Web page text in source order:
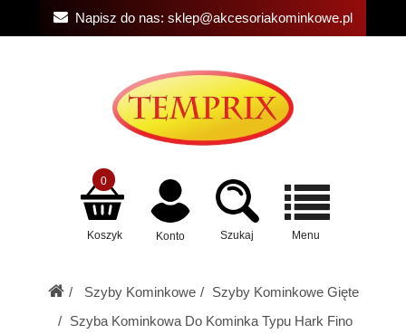
Napisz do nas: sklep@akcesoriakominkowe.pl
Koszyk
0
Konto Szukaj Menu
Szyby Kominkowe
Szyby Kominkowe Gięte
Szyba Kominkowa Do Kominka Typu Hark Fino